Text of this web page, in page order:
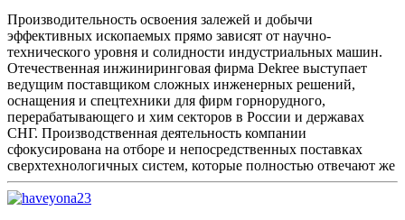
Производительность освоения залежей и добычи
эффективных ископаемых прямо зависят от научно-
технического уровня и солидности индустриальных машин.
Отечественная инжиниринговая фирма Dekree выступает
ведущим поставщиком сложных инженерных решений,
оснащения и спецтехники для фирм горнорудного,
перерабатывающего и хим секторов в России и державах
СНГ. Производственная деятельность компании
сфокусирована на отборе и непосредственных поставках
сверхтехнологичных систем, которые полностью отвечают же